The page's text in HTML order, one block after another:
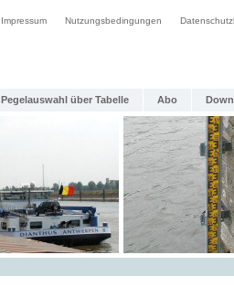
Impressum Nutzungsbedingungen
Pegelauswahl über Tabelle Abo